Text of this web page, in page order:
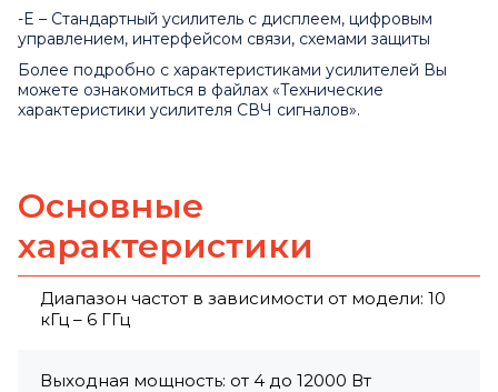
-E – Стандартный усилитель с дисплеем, цифровым
управлением, интерфейсом связи, схемами защиты
Более подробно с характеристиками усилителей Вы
можете ознакомиться в файлах «Технические
характеристики усилителя СВЧ сигналов».
Основные
характеристики
Диапазон частот в зависимости от модели: 10
кГц – 6 ГГц
Выходная мощность: от 4 до 12000 Вт